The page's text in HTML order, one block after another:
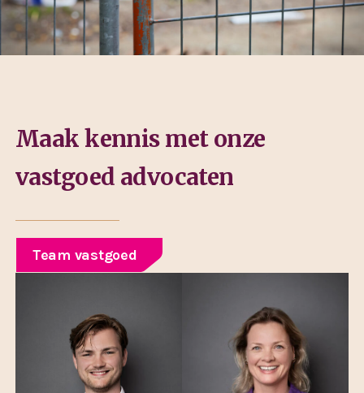
Maak kennis met onze
vastgoed advocaten
Team vastgoed